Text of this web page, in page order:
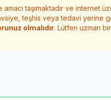
taşımaktadır ve internet
teşhis veya tedavi yerine
olmalıdır. Lütfen uzman